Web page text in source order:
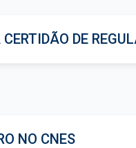
DE
NO CNES